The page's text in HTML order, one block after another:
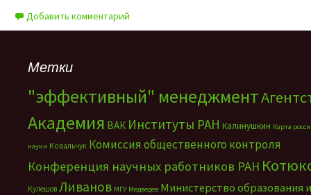
Добавить комментарий
Метки
"эффективный" менеджмент
Академия ВАК Институты РАН Калинушкин Карта
науки Ковальчук Комиссия общественного контроля
Конференция научных работников РАН
Кулешов Ливанов МГУ Медведев Министерство образования и